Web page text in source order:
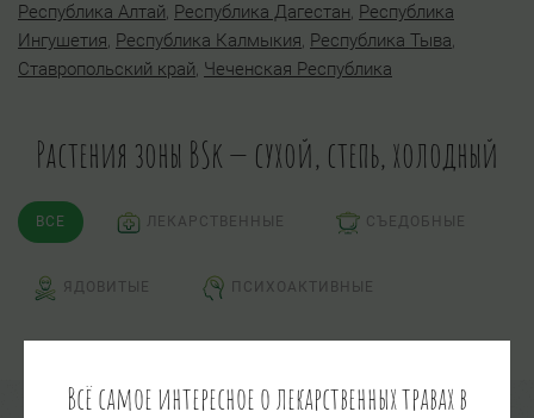
Республика Алтай, Республика Дагестан, Республика
Ингушетия, Республика Калмыкия, Республика Тыва,
Ставропольский край, Чеченская Республика
Растения зоны BSk — сухой, степь, холодный
ВСЕ ЛЕКАРСТВЕННЫЕ СЪЕДОБНЫЕ
ЯДОВИТЫЕ ПСИХОАКТИВНЫЕ
Всё самое интересное о лекарственных травах в